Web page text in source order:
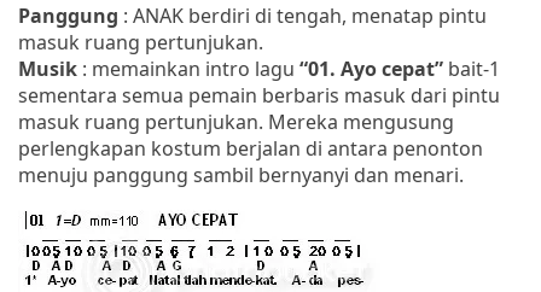
Panggung : ANAK berdiri di tengah, menatap pintu
masuk ruang pertunjukan.
Musik : memainkan intro lagu “01. Ayo cepat” bait-1
sementara semua pemain berbaris masuk dari pintu
masuk ruang pertunjukan. Mereka mengusung
perlengkapan kostum berjalan di antara penonton
menuju panggung sambil bernyanyi dan menari.